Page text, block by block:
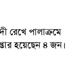
রেখে পালাক্রমে
হয়েছেন ৪ জন।